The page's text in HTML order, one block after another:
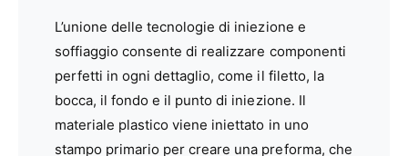
L’unione delle tecnologie di iniezione e
soffiaggio consente di realizzare componenti
perfetti in ogni dettaglio, come il filetto, la
bocca, il fondo e il punto di iniezione. Il
materiale plastico viene iniettato in uno
stampo primario per creare una preforma, che